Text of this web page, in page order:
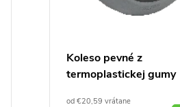
Koleso pevné z
termoplastickej gumy
od €20,59 vrátane